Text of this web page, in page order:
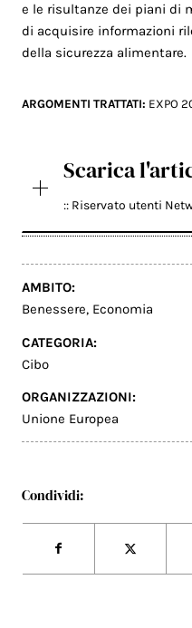
e le risultanze dei piani di
di acquisire informazioni
della sicurezza alimentare.
ARGOMENTI TRATTATI: EXPO
Scarica
:: Riservato utenti
AMBITO:
Benessere, Economia
CATEGORIA:
Cibo
ORGANIZZAZIONI:
Unione Europea
Condividi: